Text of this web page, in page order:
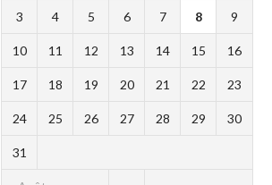
3 4 5 6 7 8 9
10 11 12 13 14 15 16
17 18 19 20 21 22 23
24 25 26 27 28 29 30
31